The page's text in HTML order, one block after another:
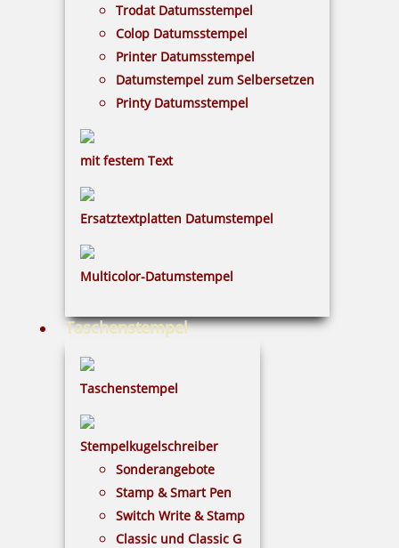
Trodat Datumsstempel
Colop Datumsstempel
Printer Datumsstempel
Datumstempel zum Selbersetzen
Printy Datumsstempel
mit festem Text
Ersatztextplatten Datumstempel
Multicolor-Datumstempel
Taschenstempel
Taschenstempel
Stempelkugelschreiber
Sonderangebote
Stamp & Smart Pen
Switch Write & Stamp
Classic und Classic G
Trodat Printy 4817/B Dater mit Wortband Montag-Sonntag 49 x
3,8 mm
21,41 €
Trodat Professional 5117 4.0 Wortbandstempel mit Datum 47x4
65,71 €